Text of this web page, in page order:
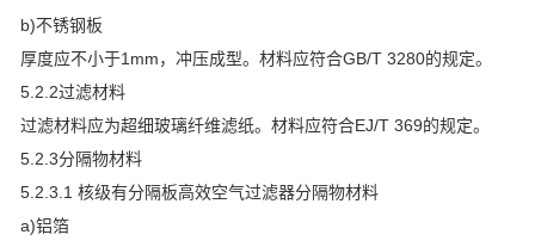
b)不锈钢板
厚度应不小于1mm，冲压成型。材料应符合GB/T 3280的规定。
5.2.2过滤材料
过滤材料应为超细玻璃纤维滤纸。材料应符合EJ/T 369的规定。
5.2.3分隔物材料
5.2.3.1 核级有分隔板高效空气过滤器分隔物材料
a)铝箔